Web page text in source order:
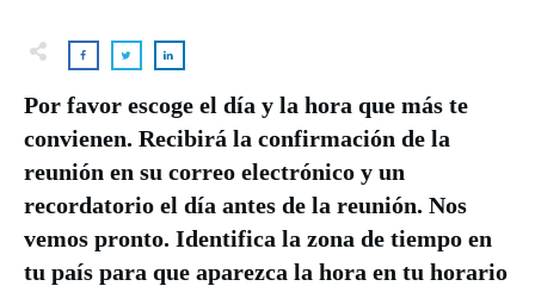
Por favor escoge el día y la hora que más te
convienen. Recibirá la confirmación de la
reunión en su correo electrónico y un
recordatorio el día antes de la reunión. Nos
vemos pronto. Identifica la zona de tiempo en
tu país para que aparezca la hora en tu horario